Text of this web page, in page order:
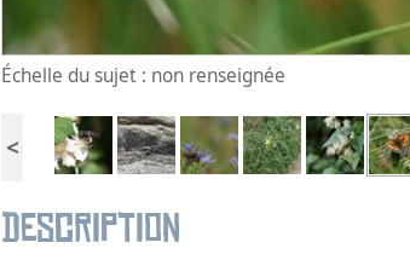
Échelle du sujet : non renseignée
<
Description